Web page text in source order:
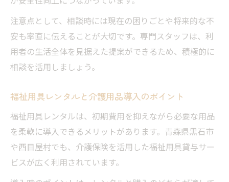
注意点として、相談時には現在の困りごとや将来的な不
安も率直に伝えることが大切です。専門スタッフは、利
用者の生活全体を見据えた提案ができるため、積極的に
相談を活用しましょう。
福祉用具レンタルと介護用品導入のポイント
福祉用具レンタルは、初期費用を抑えながら必要な用品
を柔軟に導入できるメリットがあります。青森県黒石市
や西目屋村でも、介護保険を活用した福祉用具貸与サー
ビスが広く利用されています。